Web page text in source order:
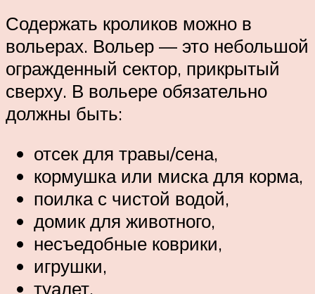
Содержать кроликов можно в
вольерах. Вольер — это небольшой
огражденный сектор, прикрытый
сверху. В вольере обязательно
должны быть:
отсек для травы/сена,
кормушка или миска для корма,
поилка с чистой водой,
домик для животного,
несъедобные коврики,
игрушки,
туалет.